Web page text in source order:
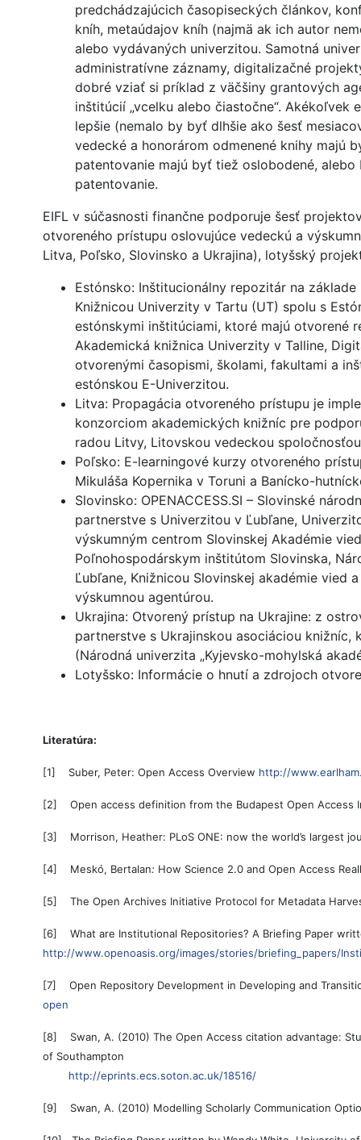
predchádzajúcich časopiseckých článkov,
kníh, metaúdajov kníh (najmä ak ich autor
alebo vydávaných univerzitou. Samotná
administratívne záznamy, digitalizačné
dobré vziať si príklad z väčšiny grantových
inštitúcií „vcelku alebo čiastočne“.
lepšie (nemalo by byť dlhšie ako šesť
vedecké a honorárom odmenené knihy majú
patentovanie majú byť tiež oslobodené,
patentovanie.
EIFL v súčasnosti finančne podporuje šesť
otvoreného prístupu oslovujúce vedeckú a
Litva, Poľsko, Slovinsko a Ukrajina), lotyšský
Estónsko: Inštitucionálny repozitár na
Knižnicou Univerzity v Tartu (UT) spolu s
estónskymi inštitúciami, ktoré majú otvorené
Akademická knižnica Univerzity v Talline,
otvorenými časopismi, školami, fakultami a
estónskou E-Univerzitou.
Litva: Propagácia otvoreného prístupu je
konzorciom akademických knižníc pre
radou Litvy, Litovskou vedeckou
Poľsko: E-learningové kurzy otvoreného
Mikuláša Kopernika v Toruni a Banícko-
Slovinsko: OPENACCESS.SI – Slovinské
partnerstve s Univerzitou v Ľubľane,
výskumným centrom Slovinskej Akadémie
Poľnohospodárskym inštitútom Slovinska,
Ľubľane, Knižnicou Slovinskej akadémie vied
výskumnou agentúrou.
Ukrajina: Otvorený prístup na Ukrajine: z
partnerstve s Ukrajinskou asociáciou knižníc,
(Národná univerzita „Kyjevsko-mohylská
Lotyšsko: Informácie o hnutí a zdrojoch
Literatúra:
[1] Suber, Peter: Open Access Overview http://
[2] Open access definition from the Budapest Open Access
[3] Morrison, Heather: PLoS ONE: now the world’s largest
[4] Meskó, Bertalan: How Science 2.0 and Open Access
[5] The Open Archives Initiative Protocol for Metadata
[6] What are Institutional Repositories? A Briefing Paper
http://www.openoasis.org/images/stories/briefing_papers/
[7] Open Repository Development in Developing and
open
[8] Swan, A. (2010) The Open Access citation advantage:
of Southampton
http://eprints.ecs.soton.ac.uk/18516/
[9] Swan, A. (2010) Modelling Scholarly Communication